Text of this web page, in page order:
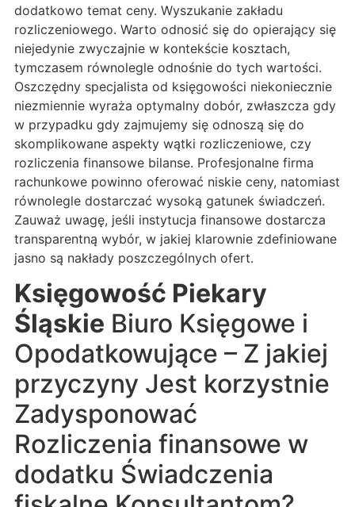
dodatkowo temat ceny. Wyszukanie zakładu
rozliczeniowego. Warto odnosić się do opierający się
niejedynie zwyczajnie w kontekście kosztach,
tymczasem równolegle odnośnie do tych wartości.
Oszczędny specjalista od księgowości niekoniecznie
niezmiennie wyraża optymalny dobór, zwłaszcza gdy
w przypadku gdy zajmujemy się odnoszą się do
skomplikowane aspekty wątki rozliczeniowe, czy
rozliczenia finansowe bilanse. Profesjonalne firma
rachunkowe powinno oferować niskie ceny, natomiast
równolegle dostarczać wysoką gatunek świadczeń.
Zauważ uwagę, jeśli instytucja finansowe dostarcza
transparentną wybór, w jakiej klarownie zdefiniowane
jasno są nakłady poszczególnych ofert.
Księgowość Piekary
Śląskie Biuro Księgowe i
Opodatkowujące – Z jakiej
przyczyny Jest korzystnie
Zadysponować
Rozliczenia finansowe w
dodatku Świadczenia